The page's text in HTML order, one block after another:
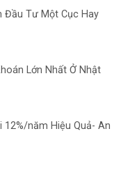
Đầu Tư Một Cục Hay
Lớn Nhất Ở Nhật
năm Hiệu Quả- An